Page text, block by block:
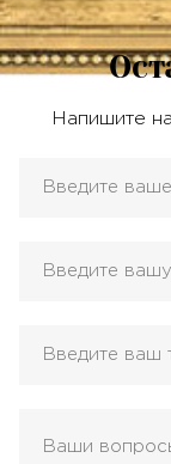
Напишите